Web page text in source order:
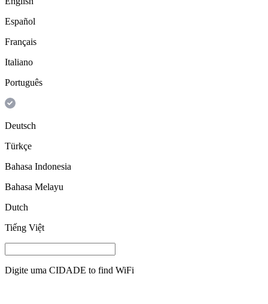
Español
Français
Italiano
Português
Deutsch
Türkçe
Bahasa Indonesia
Bahasa Melayu
Dutch
Tiếng Việt
Digite uma CIDADE to find WiFi